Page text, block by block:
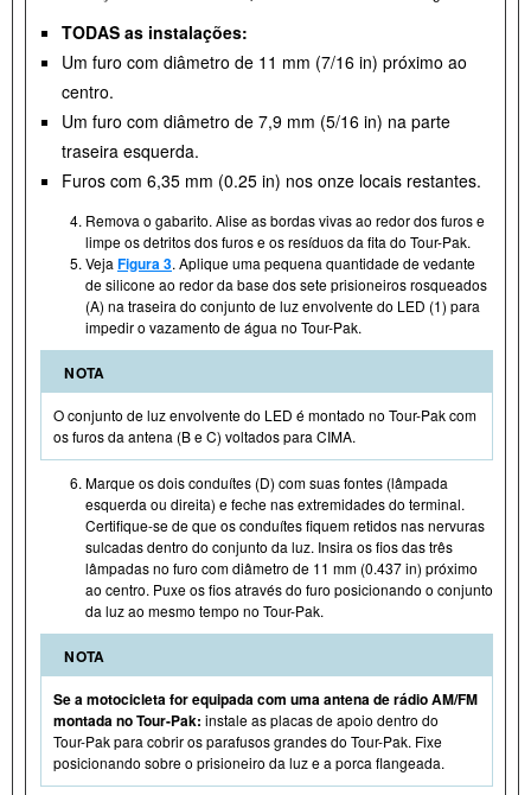
TODAS as instalações:
Um furo com diâmetro de 11 mm (7/16 in) próximo ao
centro.
Um furo com diâmetro de 7,9 mm (5/16 in) na parte
traseira esquerda.
Furos com 6,35 mm (0.25 in) nos onze locais restantes.
Remova o gabarito. Alise as bordas vivas ao redor dos furos e
limpe os detritos dos furos e os resíduos da fita do Tour- Pak.
Veja Figura 3. Aplique uma pequena quantidade de vedante
de silicone ao redor da base dos sete prisioneiros rosqueados
(A) na traseira do conjunto de luz envolvente do LED (1) para
impedir o vazamento de água no Tour- Pak.
NOTA
O conjunto de luz envolvente do LED é montado no Tour- Pak com
os furos da antena (B e C) voltados para CIMA.
Marque os dois conduítes (D) com suas fontes (lâmpada
esquerda ou direita) e feche nas extremidades do terminal.
Certifique-se de que os conduítes fiquem retidos nas nervuras
sulcadas dentro do conjunto da luz. Insira os fios das três
lâmpadas no furo com diâmetro de 11 mm (0.437 in) próximo
ao centro. Puxe os fios através do furo posicionando o conjunto
da luz ao mesmo tempo no Tour- Pak.
NOTA
Se a motocicleta for equipada com uma antena de rádio AM/FM
montada no Tour- Pak: instale as placas de apoio dentro do
Tour- Pak para cobrir os parafusos grandes do Tour- Pak. Fixe
posicionando sobre o prisioneiro da luz e a porca flangeada.